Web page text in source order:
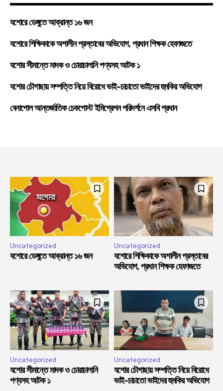
যশোরে ডেঙ্গুতে আক্রান্ত ১৬ জন
যশোরে শিক্ষিকাকে অশালীন প্রস্তাবের অভিযোগ, প্রধান শিক্ষক হেফাজতে
যশোর সীমান্তে মাদক ও চোরাচালানি পণ্যসহ আটক ১
যশোর চৌগাছায় সম্পত্তি নিয়ে বিরোধে ভাই-চাচাতো ভাইদের হুমকির অভিযোগ
বেনাপোল আন্তর্জাতিক চেকপোস্ট ইমিগ্রেশন পরিদর্শনে এসবি প্রধান
Uncategorized
যশোরে ডেঙ্গুতে আক্রান্ত ১৬ জন
Uncategorized
যশোরে শিক্ষিকাকে অশালীন প্রস্তাবের
অভিযোগ, প্রধান শিক্ষক হেফাজতে
Uncategorized
যশোর সীমান্তে মাদক ও চোরাচালানি
পণ্যসহ আটক ১
Uncategorized
যশোর চৌগাছায় সম্পত্তি নিয়ে বিরোধে
ভাই-চাচাতো ভাইদের হুমকির অভিযোগ